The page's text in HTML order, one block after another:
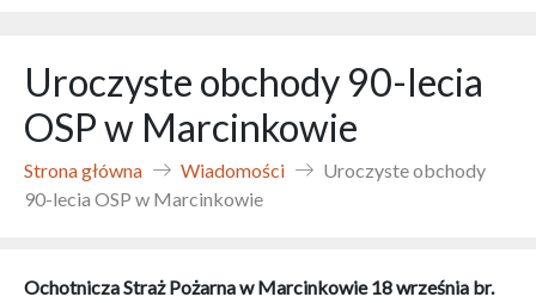
Uroczyste obchody 90-lecia
OSP w Marcinkowie
Strona główna Wiadomości
Uroczyste obchody
90-lecia OSP w Marcinkowie
Ochotnicza Straż Pożarna w Marcinkowie 18 września br.